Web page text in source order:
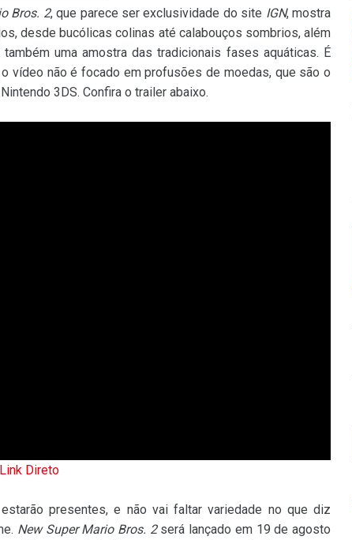
Bros. 2, que parece ser exclusividade do site IGN, mostra
desde bucólicas colinas até calabouços sombrios, além
uma amostra das tradicionais fases aquáticas. É
vídeo não é focado em profusões de moedas, que são o
3DS. Confira o trailer abaixo.
Link Direto
presentes, e não vai faltar variedade no que diz
New Super Mario Bros. 2será lançado em 19 de agosto